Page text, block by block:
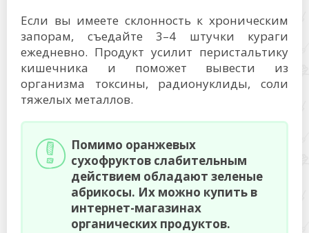
Если вы имеете склонность к хроническим
запорам, съедайте 3–4 штучки кураги
ежедневно. Продукт усилит перистальтику
кишечника и поможет вывести из
организма токсины, радионуклиды, соли
тяжелых металлов.
Помимо оранжевых
сухофруктов слабительным
действием обладают зеленые
абрикосы. Их можно купить в
интернет-магазинах
органических продуктов.